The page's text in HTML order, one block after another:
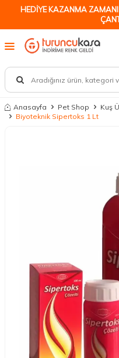
HEDİYE KAZANMA ZAMANI
Anasayfa Pet Shop Kuş
Biyoteknik Sipertoks 1 Lt